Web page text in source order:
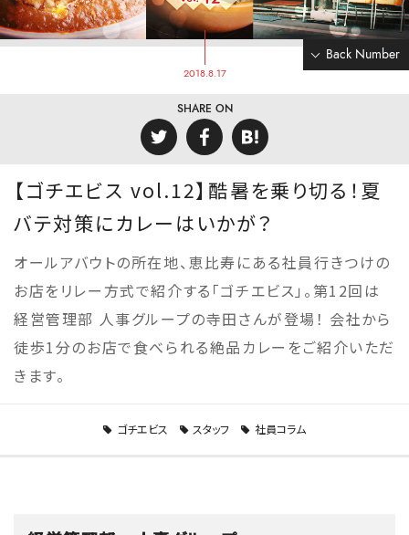
Back Number
2018.8.17
SHARE ON
【ゴチエビス vol.12】酷暑を乗り切る！夏
バテ対策にカレーはいかが？
オールアバウトの所在地、恵比寿にある社員行きつけの
お店をリレー方式で紹介する「ゴチエビス」。第12回は
経営管理部 人事グループの寺田さんが登場！ 会社から
徒歩1分のお店で食べられる絶品カレーをご紹介いただ
きます。
ゴチエビス スタッフ 社員コラム